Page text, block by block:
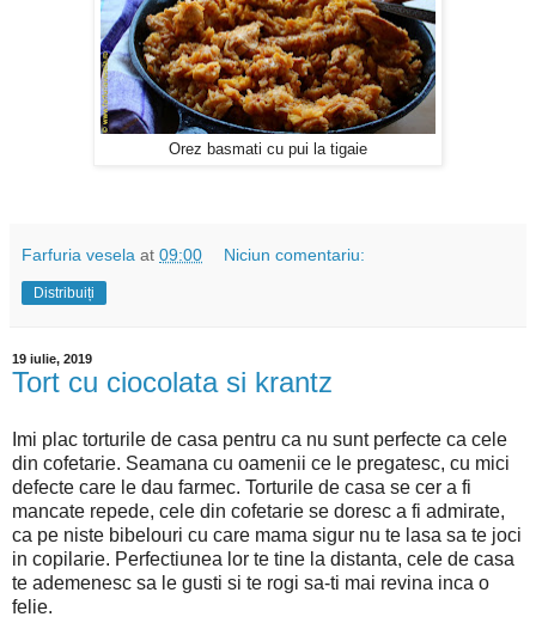
Orez basmati cu pui la tigaie
Farfuria vesela at 09:00 Niciun comentariu:
Distribuiți
19 iulie, 2019
Tort cu ciocolata si krantz
Imi plac torturile de casa pentru ca nu sunt perfecte ca cele
din cofetarie. Seamana cu oamenii ce le pregatesc, cu mici
defecte care le dau farmec. Torturile de casa se cer a fi
mancate repede, cele din cofetarie se doresc a fi admirate,
ca pe niste bibelouri cu care mama sigur nu te lasa sa te joci
in copilarie. Perfectiunea lor te tine la distanta, cele de casa
te ademenesc sa le gusti si te rogi sa-ti mai revina inca o
felie.